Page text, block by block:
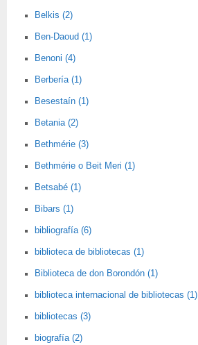
Belkis (2)
Ben-Daoud (1)
Benoni (4)
Berbería (1)
Besestaín (1)
Betania (2)
Bethmérie (3)
Bethmérie o Beit Meri (1)
Betsabé (1)
Bibars (1)
bibliografía (6)
biblioteca de bibliotecas (1)
Biblioteca de don Borondón (1)
biblioteca internacional de bibliotecas (1)
bibliotecas (3)
biografía (2)